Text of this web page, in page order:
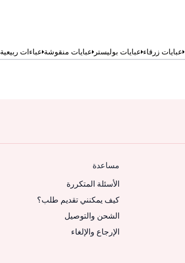
عبايات زرقاء عبايات بوليستر عبايات منقوشة عباءات ربيعية
مساعدة
الأسئلة المتكررة
كيف يمكنني تقديم طلب؟
الشحن والتوصيل
الإرجاع والإلغاء